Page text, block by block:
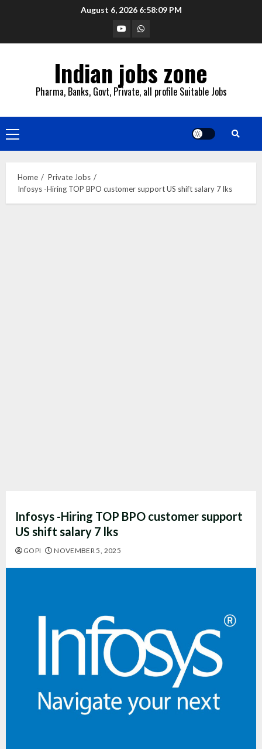
August 6, 2026 6:58:10 PM
YouTubeWhatsapp
Indian jobs zone
Pharma, Banks, Govt, Private, all profile Suitable Jobs
Primary
Menu
Home
Private Jobs
Infosys -Hiring TOP BPO customer support US shift salary 7 lks
Infosys -Hiring TOP BPO customer support
US shift salary 7 lks
GOPI NOVEMBER 5, 2025